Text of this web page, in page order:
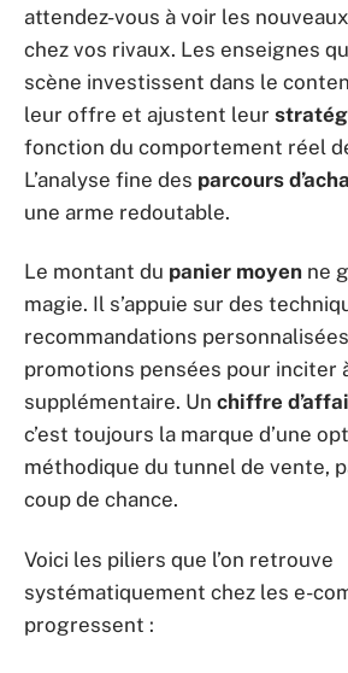
attendez-vous à voir les
chez vos rivaux. Les enseignes
scène investissent dans le
leur offre et ajustent leur
fonction du comportement réel
L’analyse fine des parcours
une arme redoutable.
Le montant du panier moyen ne
magie. Il s’appuie sur des
recommandations
promotions pensées pour inciter
supplémentaire. Un chiffre
c’est toujours la marque d’une
méthodique du tunnel de vente,
coup de chance.
Voici les piliers que l’on retrouve
systématiquement chez les e-
progressent :